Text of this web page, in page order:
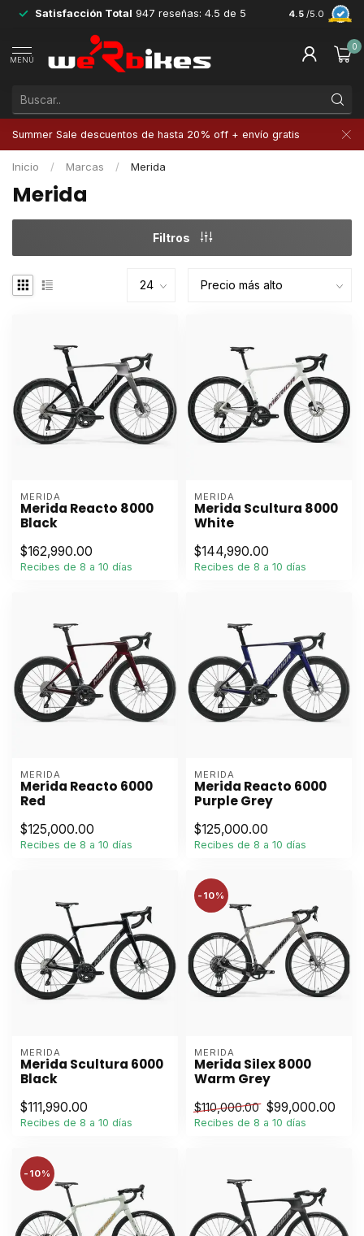
Satisfacción Total 947 reseñas: 4.5 de 5 4.5 /5.0
MENÚ
0
Summer Sale descuentos de hasta 20% off + envío gratis
Inicio / Marcas / Merida
Merida
Filtros
MERIDA
Merida Reacto 8000
Black
$162,990.00
Recibes de 8 a 10 días
MERIDA
Merida Scultura 8000
White
$144,990.00
Recibes de 8 a 10 días
MERIDA
Merida Reacto 6000
Red
$125,000.00
Recibes de 8 a 10 días
MERIDA
Merida Reacto 6000
Purple Grey
$125,000.00
Recibes de 8 a 10 días
MERIDA
Merida Scultura 6000
Black
$111,990.00
Recibes de 8 a 10 días
-10%
MERIDA
Merida Silex 8000
Warm Grey
$110,000.00 $99,000.00
Recibes de 8 a 10 días
-10%